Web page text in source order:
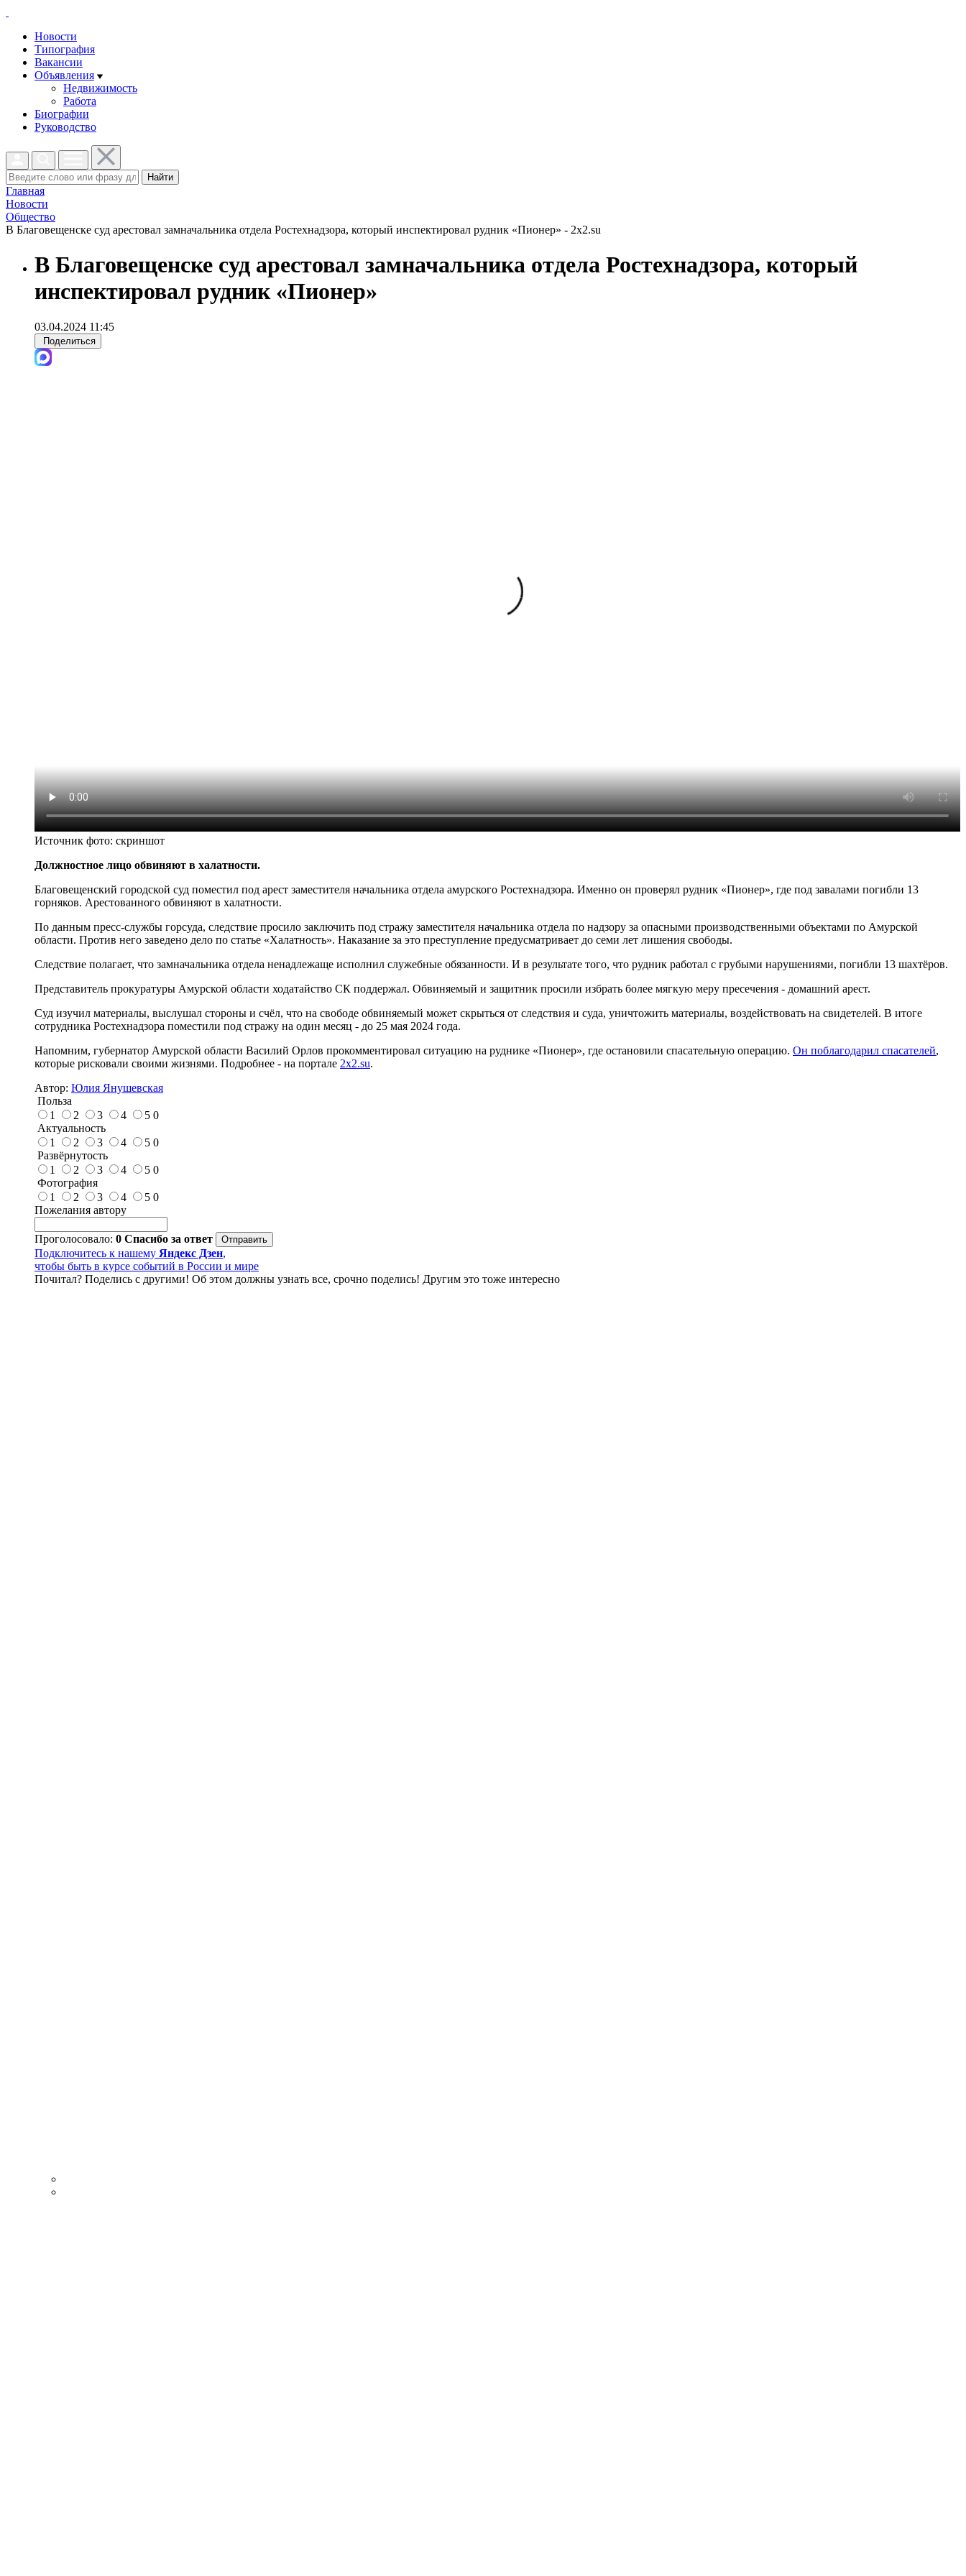
Новости
Типография
Вакансии
Объявления
Недвижимость
Работа
Биографии
Руководство
Найти
Главная
Новости
Общество
В Благовещенске суд арестовал замначальника отдела Ростехнадзора, который инспектировал рудник «Пионер» - 2x2.su
В Благовещенске суд арестовал замначальника отдела Ростехнадзора, который
инспектировал рудник «Пионер»
03.04.2024 11:45
Поделиться
Источник фото: скриншот
Должностное лицо обвиняют в халатности.
Благовещенский городской суд поместил под арест заместителя начальника отдела амурского Ростехнадзора. Именно он проверял рудник «Пионер», где под завалами погибли 13
горняков. Арестованного обвиняют в халатности.
По данным пресс-службы горсуда, следствие просило заключить под стражу заместителя начальника отдела по надзору за опасными производственными объектами по Амурской
области. Против него заведено дело по статье «Халатность». Наказание за это преступление предусматривает до семи лет лишения свободы.
Следствие полагает, что замначальника отдела ненадлежаще исполнил служебные обязанности. И в результате того, что рудник работал с грубыми нарушениями, погибли 13 шахтёров.
Представитель прокуратуры Амурской области ходатайство СК поддержал. Обвиняемый и защитник просили избрать более мягкую меру пресечения - домашний арест.
Суд изучил материалы, выслушал стороны и счёл, что на свободе обвиняемый может скрыться от следствия и суда, уничтожить материалы, воздействовать на свидетелей. В итоге
сотрудника Ростехнадзора поместили под стражу на один месяц - до 25 мая 2024 года.
Напомним, губернатор Амурской области Василий Орлов прокомментировал ситуацию на руднике «Пионер», где остановили спасательную операцию. Он поблагодарил спасателей,
которые рисковали своими жизнями. Подробнее - на портале 2x2.su.
Автор: Юлия Янушевская
Польза
1
2 3 4 5 0
Актуальность
1
2 3 4 5 0
Развёрнутость
1
2 3 4 5 0
Фотография
1
2 3 4 5 0
Пожелания автору
Проголосовало: 0 Спасибо за ответ
Подключитесь к нашему Яндекс Дзен,
чтобы быть в курсе событий в России и мире
Почитал? Поделись с другими! Об этом должны узнать все, срочно поделись! Другим это тоже интересно